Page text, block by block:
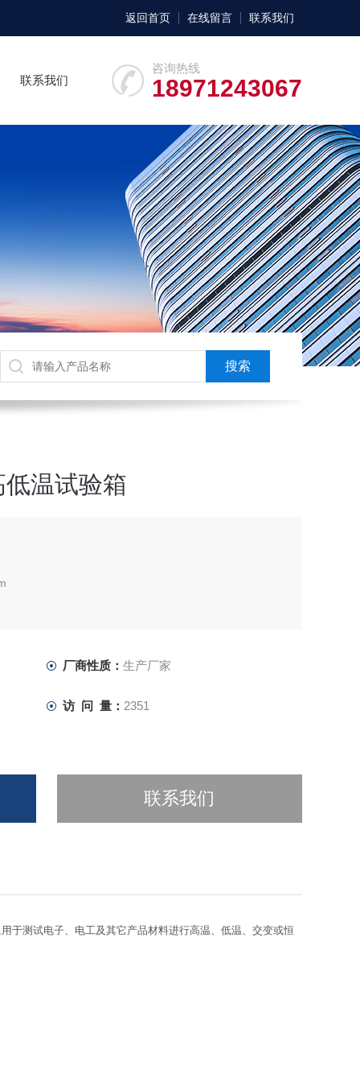
返回首页 在线留言 联系我们
咨询热线
18971243067
联系我们
温试验箱
厂商性质： 生产厂家
访 问 量： 2351
联系我们
于测试电子、电工及其它产品材料进行高温、低温、交变或恒